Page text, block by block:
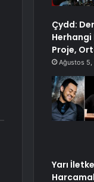
Çydd:
Herhangi
Proje,
Ağustos 5,
Yarı